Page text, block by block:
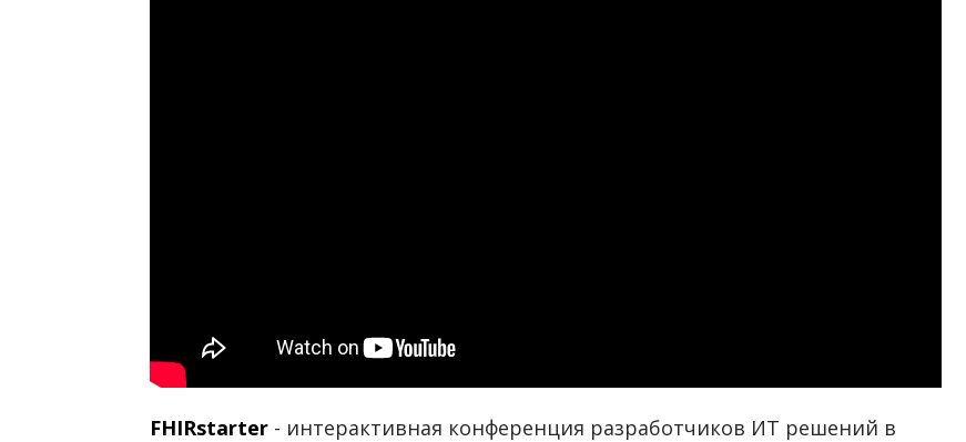
FHIRstarter - интерактивная конференция разработчиков ИТ решений в